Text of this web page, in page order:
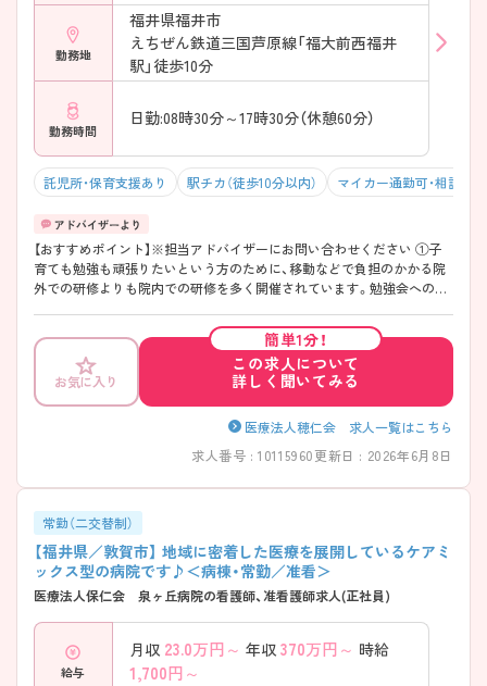
勤務地
福井県福井市
えちぜん鉄道三国芦原線「福大前西福井
駅」徒歩10分
勤務時間
日勤:08時30分～17時30分（休憩60分）
託児所・保育支援あり 駅チカ（徒歩10分以内） マイカー通勤可・相談可
【おすすめポイント】※担当アドバイザーにお問い合わせください ①子
育ても勉強も頑張りたいという方のために、移動などで負担のかかる院
外での研修よりも院内での研修を多く開催されています。勉強会への参
は少な目ですので、仕事とプライベートの両立が可能です。
お気に入り
簡単1分！
この求人について
詳しく聞いてみる
医療法人穂仁会 求人一覧はこちら
求人番号 : 10115960更新日 : 2026年6月8日
常勤（二交替制）
【福井県／敦賀市】 地域に密着した医療を展開しているケアミ
ックス型の病院です♪＜病棟・常勤／准看＞
医療法人保仁会 泉ヶ丘病院の看護師、准看護師求人(正社員)
給与
月収 23.0万円～ 年収 370万円～ 時給
1,700円～